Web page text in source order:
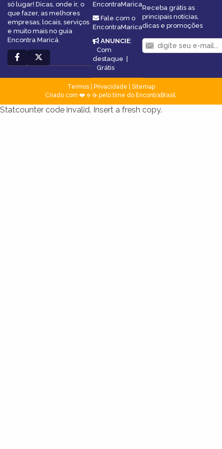
só lugar! Dicas, onde ir, o
que fazer, as melhores
empresas, locais, serviços
e muito mais no guia
Encontra Maricá.
EncontraMarica
Fale com o
EncontraMarica
ANUNCIE:
Com
destaque
Grátis
Receba grátis as
principais notícias,
dicas e promoções
Termos| Privacidade
Sitemap
Criado com ❤️ e ☕ pelo time do EncontraBrasil
Statcounter code invalid. Insert a fresh copy.